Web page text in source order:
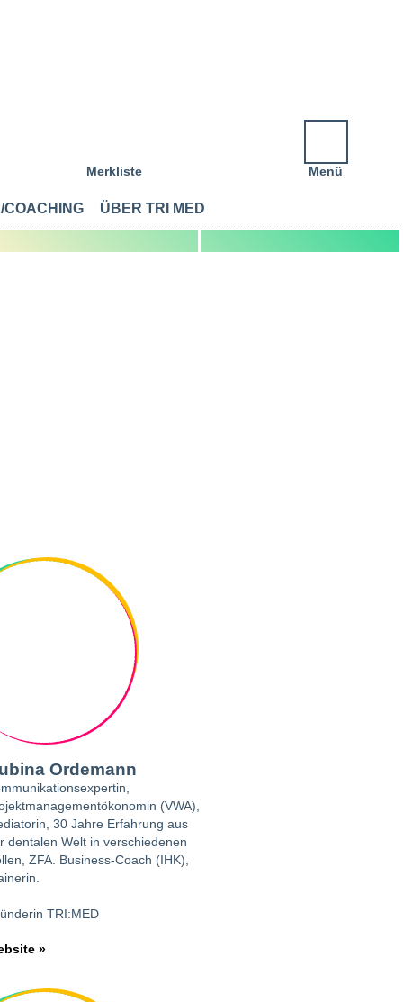
Merkliste Menü
COACHING ÜBER TRI MED
Ordemann
(VWA),
30 Jahre Erfahrung aus
dentalen Welt in verschiedenen
ZFA. Business-Coach (IHK),
TRI:MED
»